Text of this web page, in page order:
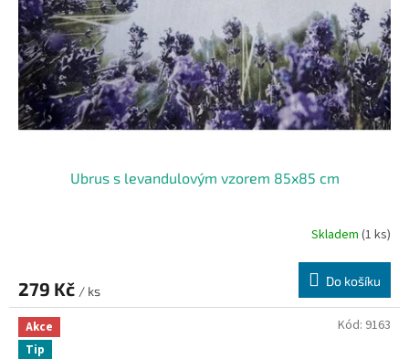
Ubrus s levandulovým vzorem 85x85 cm
Skladem (1 ks)
279 Kč / ks
Do košíku
Akce
Tip
Kód: 9163